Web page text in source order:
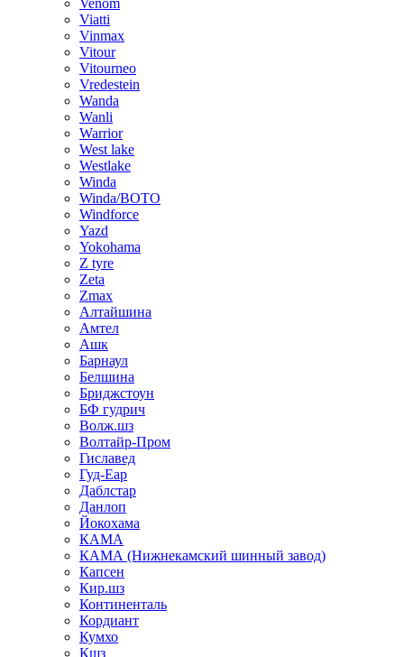
Venom
Viatti
Vinmax
Vitour
Vitourneo
Vredestein
Wanda
Wanli
Warrior
West lake
Westlake
Winda
Winda/BOTO
Windforce
Yazd
Yokohama
Z tyre
Zeta
Zmax
Алтайшина
Амтел
Ашк
Барнаул
Белшина
Бриджстоун
БФ гудрич
Волж.шз
Волтайр-Пром
Гиславед
Гуд-Еар
Даблстар
Данлоп
Йокохама
КАМА
КАМА (Нижнекамский шинный завод)
Капсен
Кир.шз
Континенталь
Кордиант
Кумхо
Кшз